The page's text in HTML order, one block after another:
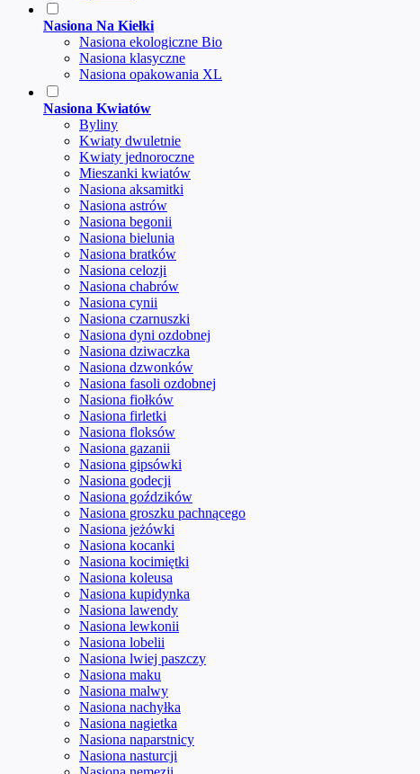
Nasiona Na Kiełki
Nasiona ekologiczne Bio
Nasiona klasyczne
Nasiona opakowania XL
Nasiona Kwiatów
Byliny
Kwiaty dwuletnie
Kwiaty jednoroczne
Mieszanki kwiatów
Nasiona aksamitki
Nasiona astrów
Nasiona begonii
Nasiona bielunia
Nasiona bratków
Nasiona celozji
Nasiona chabrów
Nasiona cynii
Nasiona czarnuszki
Nasiona dyni ozdobnej
Nasiona dziwaczka
Nasiona dzwonków
Nasiona fasoli ozdobnej
Nasiona fiołków
Nasiona firletki
Nasiona floksów
Nasiona gazanii
Nasiona gipsówki
Nasiona godecji
Nasiona goździków
Nasiona groszku pachnącego
Nasiona jeżówki
Nasiona kocanki
Nasiona kocimiętki
Nasiona koleusa
Nasiona kupidynka
Nasiona lawendy
Nasiona lewkonii
Nasiona lobelii
Nasiona lwiej paszczy
Nasiona maku
Nasiona malwy
Nasiona nachyłka
Nasiona nagietka
Nasiona naparstnicy
Nasiona nasturcji